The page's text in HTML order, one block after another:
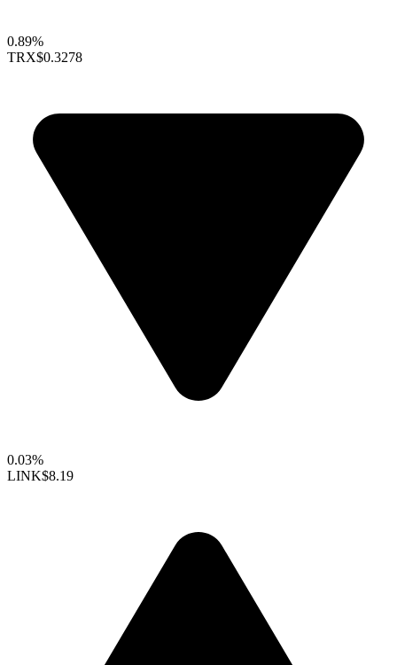
0.89%
TRX$0.3278
0.03%
LINK$8.19